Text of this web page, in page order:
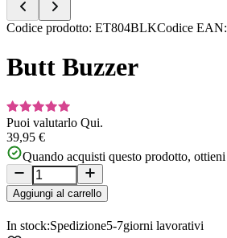
Item
of
Codice prodotto: ET804BLKCodice EAN:
Butt Buzzer
Puoi valutarlo Qui.
39,95 €
Quando acquisti questo prodotto, ottieni
Aggiungi al carrello
In stock:Spedizione5-7giorni lavorativi